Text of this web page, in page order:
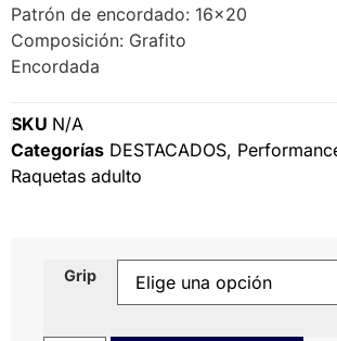
Patrón de encordado: 16×20
Composición: Grafito
Encordada
SKU N/A
Categorías DESTACADOS,
Raquetas adulto
Grip